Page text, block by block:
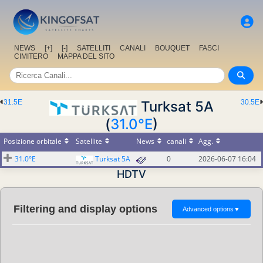
NEWS [+] [-] SATELLITI CANALI BOUQUET
FASCI
CIMITERO
MAPPA DEL SITO
30.5E
31.5E
Turksat 5A
(31.0°E)
Posizione orbitale Satellite News canali
Agg.
31.0°E
Turksat 5A 0 2026-06-07 16:04
HDTV
Filtering and display options Advanced options ▼